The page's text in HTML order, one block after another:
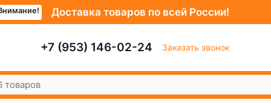
Доставка товаров по всей России!
+7 (953) 146-02-24 Заказать звонок